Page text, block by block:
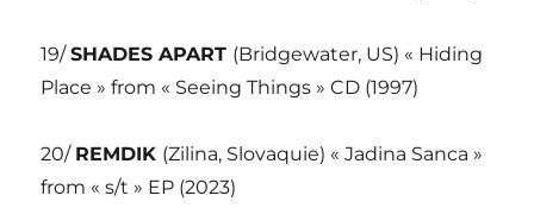
19/SHADES APART (Bridgewater, US) « Hiding
Place » from « Seeing Things » CD (1997)
20/ REMDIK (Zilina, Slovaquie) « Jadina Sanca »
from « s/t » EP (2023)